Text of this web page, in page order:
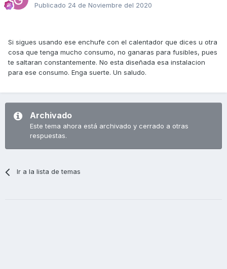
Publicado 24 de Noviembre del 2020
Si sigues usando ese enchufe con el calentador que dices u otra
cosa que tenga mucho consumo, no ganaras para fusibles, pues
te saltaran constantemente. No esta diseñada esa instalacion
para ese consumo. Enga suerte. Un saludo.
Archivado
Este tema ahora está archivado y cerrado a otras
respuestas.
Ir a la lista de temas